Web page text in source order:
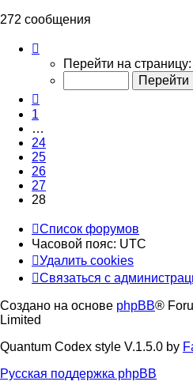
272 сообщения
28
28
Перейти на страницу:
1
…
24
25
26
27
28
Список форумов
Часовой пояс: UTC
Удалить cookies
Связаться с
Создано на основе phpBB®
Limited
Quantum Codex style V.1.5.0 by
Русская поддержка phpBB